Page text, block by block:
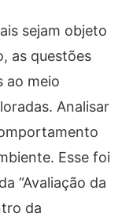
sejam objeto
as questões
ao meio
Analisar
Esse foi
“Avaliação da
da